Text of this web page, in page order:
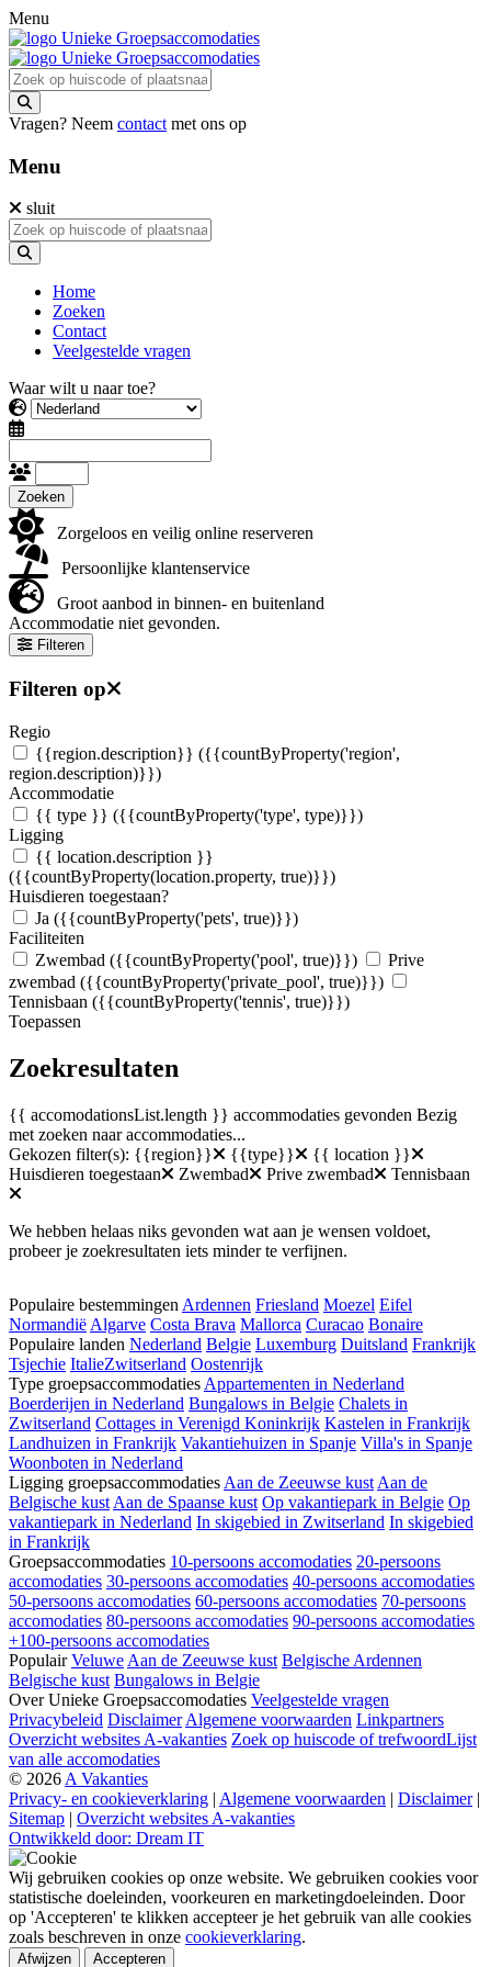
Menu
Vragen? Neem contact met ons op
Menu
sluit
Home
Zoeken
Contact
Veelgestelde vragen
Waar wilt u naar toe?
Zoeken
Zorgeloos en veilig online reserveren
Persoonlijke klantenservice
Groot aanbod in binnen- en buitenland
Accommodatie niet gevonden.
Filteren
Filteren op
Regio
{{region.description}} ({{countByProperty('region',
region.description)}})
Accommodatie
{{ type }} ({{countByProperty('type', type)}})
Ligging
{{ location.description }}
({{countByProperty(location.property, true)}})
Huisdieren toegestaan?
Ja ({{countByProperty('pets', true)}})
Faciliteiten
Zwembad ({{countByProperty('pool', true)}})
Prive
zwembad ({{countByProperty('private_pool', true)}})
Tennisbaan ({{countByProperty('tennis', true)}})
Toepassen
Zoekresultaten
{{ accomodationsList.length }} accommodaties gevonden Bezig
met zoeken naar accommodaties...
Gekozen filter(s): {{region}} {{type}}
{{ location }}
Huisdieren toegestaan
Zwembad Prive zwembad Tennisbaan
We hebben helaas niks gevonden wat aan je wensen voldoet,
probeer je zoekresultaten iets minder te verfijnen.
Populaire bestemmingenArdennen Friesland Moezel Eifel
NormandiëAlgarve Costa Brava Mallorca Curacao Bonaire
Populaire landen Nederland Belgie Luxemburg Duitsland Frankrijk
Tsjechie ItalieZwitserland Oostenrijk
Type groepsaccommodatiesAppartementen in Nederland
Boerderijen in Nederland Bungalows in Belgie Chalets in
Zwitserland Cottages in Verenigd Koninkrijk Kastelen in Frankrijk
Landhuizen in Frankrijk Vakantiehuizen in Spanje Villa's in Spanje
Woonboten in Nederland
Ligging groepsaccommodatiesAan de Zeeuwse kustAan de
Belgische kustAan de Spaanse kust Op vakantiepark in Belgie Op
vakantiepark in Nederland In skigebied in Zwitserland In skigebied
in Frankrijk
Groepsaccommodaties 10-persoons accomodaties 20-persoons
accomodaties 30-persoons accomodaties 40-persoons accomodaties
50-persoons accomodaties 60-persoons accomodaties 70-persoons
accomodaties 80-persoons accomodaties 90-persoons accomodaties
+100-persoons accomodaties
Populair VeluweAan de Zeeuwse kust Belgische Ardennen
Belgische kust Bungalows in Belgie
Over Unieke Groepsaccomodaties Veelgestelde vragen
Privacybeleid DisclaimerAlgemene voorwaarden Linkpartners
Overzicht websites A-vakanties Zoek op huiscode of trefwoordLijst
van alle accomodaties
© 2026A Vakanties
Privacy- en cookieverklaring | Algemene voorwaarden | Disclaimer |
Sitemap | Overzicht websites A-vakanties
Ontwikkeld door: Dream IT
Wij gebruiken cookies op onze website. We gebruiken cookies voor
statistische doeleinden, voorkeuren en marketingdoeleinden. Door
op 'Accepteren' te klikken accepteer je het gebruik van alle cookies
zoals beschreven in onze cookieverklaring.
Afwijzen Accepteren